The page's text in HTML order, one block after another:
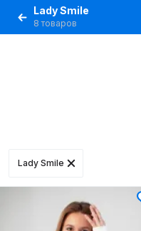
Lady Smile
8 товаров
Lady Smile